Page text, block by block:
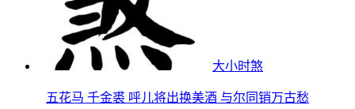
大小时煞
五花马 千金裘 呼儿将出换美酒 与尔同销万古愁